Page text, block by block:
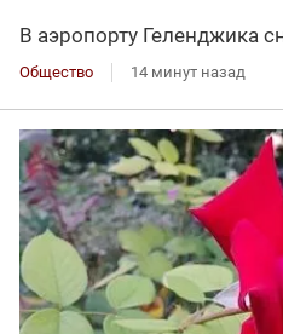
В аэропорту Геленджика
Общество 14 минут назад